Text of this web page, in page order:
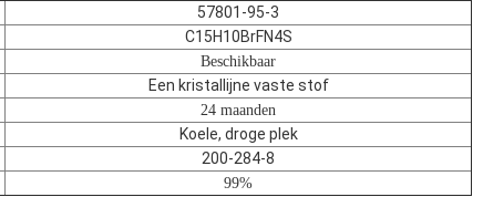
57801-95-3
C15H10BrFN4S
Beschikbaar
Een kristallijne vaste stof
24 maanden
Koele, droge plek
200-284-8
99%